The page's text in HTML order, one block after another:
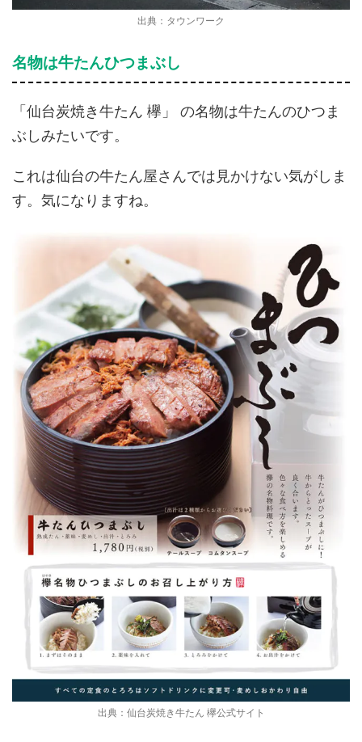
出典：タウンワーク
名物は牛たんひつまぶし
「仙台炭焼き牛たん 欅」 の名物は牛たんのひつま
ぶしみたいです。
これは仙台の牛たん屋さんでは見かけない気がしま
す。気になりますね。
出典：仙台炭焼き牛たん 欅公式サイト